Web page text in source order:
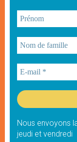
Nous envoyons
jeudi et vendredi